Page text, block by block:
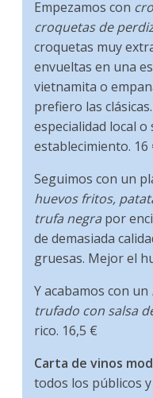
Empezamos con
croquetas de
croquetas muy
envueltas en una
vietnamita o
prefiero las
especialidad local o
establecimiento. 16
Seguimos con un
huevos fritos,
trufa negra por
de demasiada
gruesas. Mejor el
Y acabamos con un
trufado con salsa
rico. 16,5 €
Carta de vinos
todos los públicos